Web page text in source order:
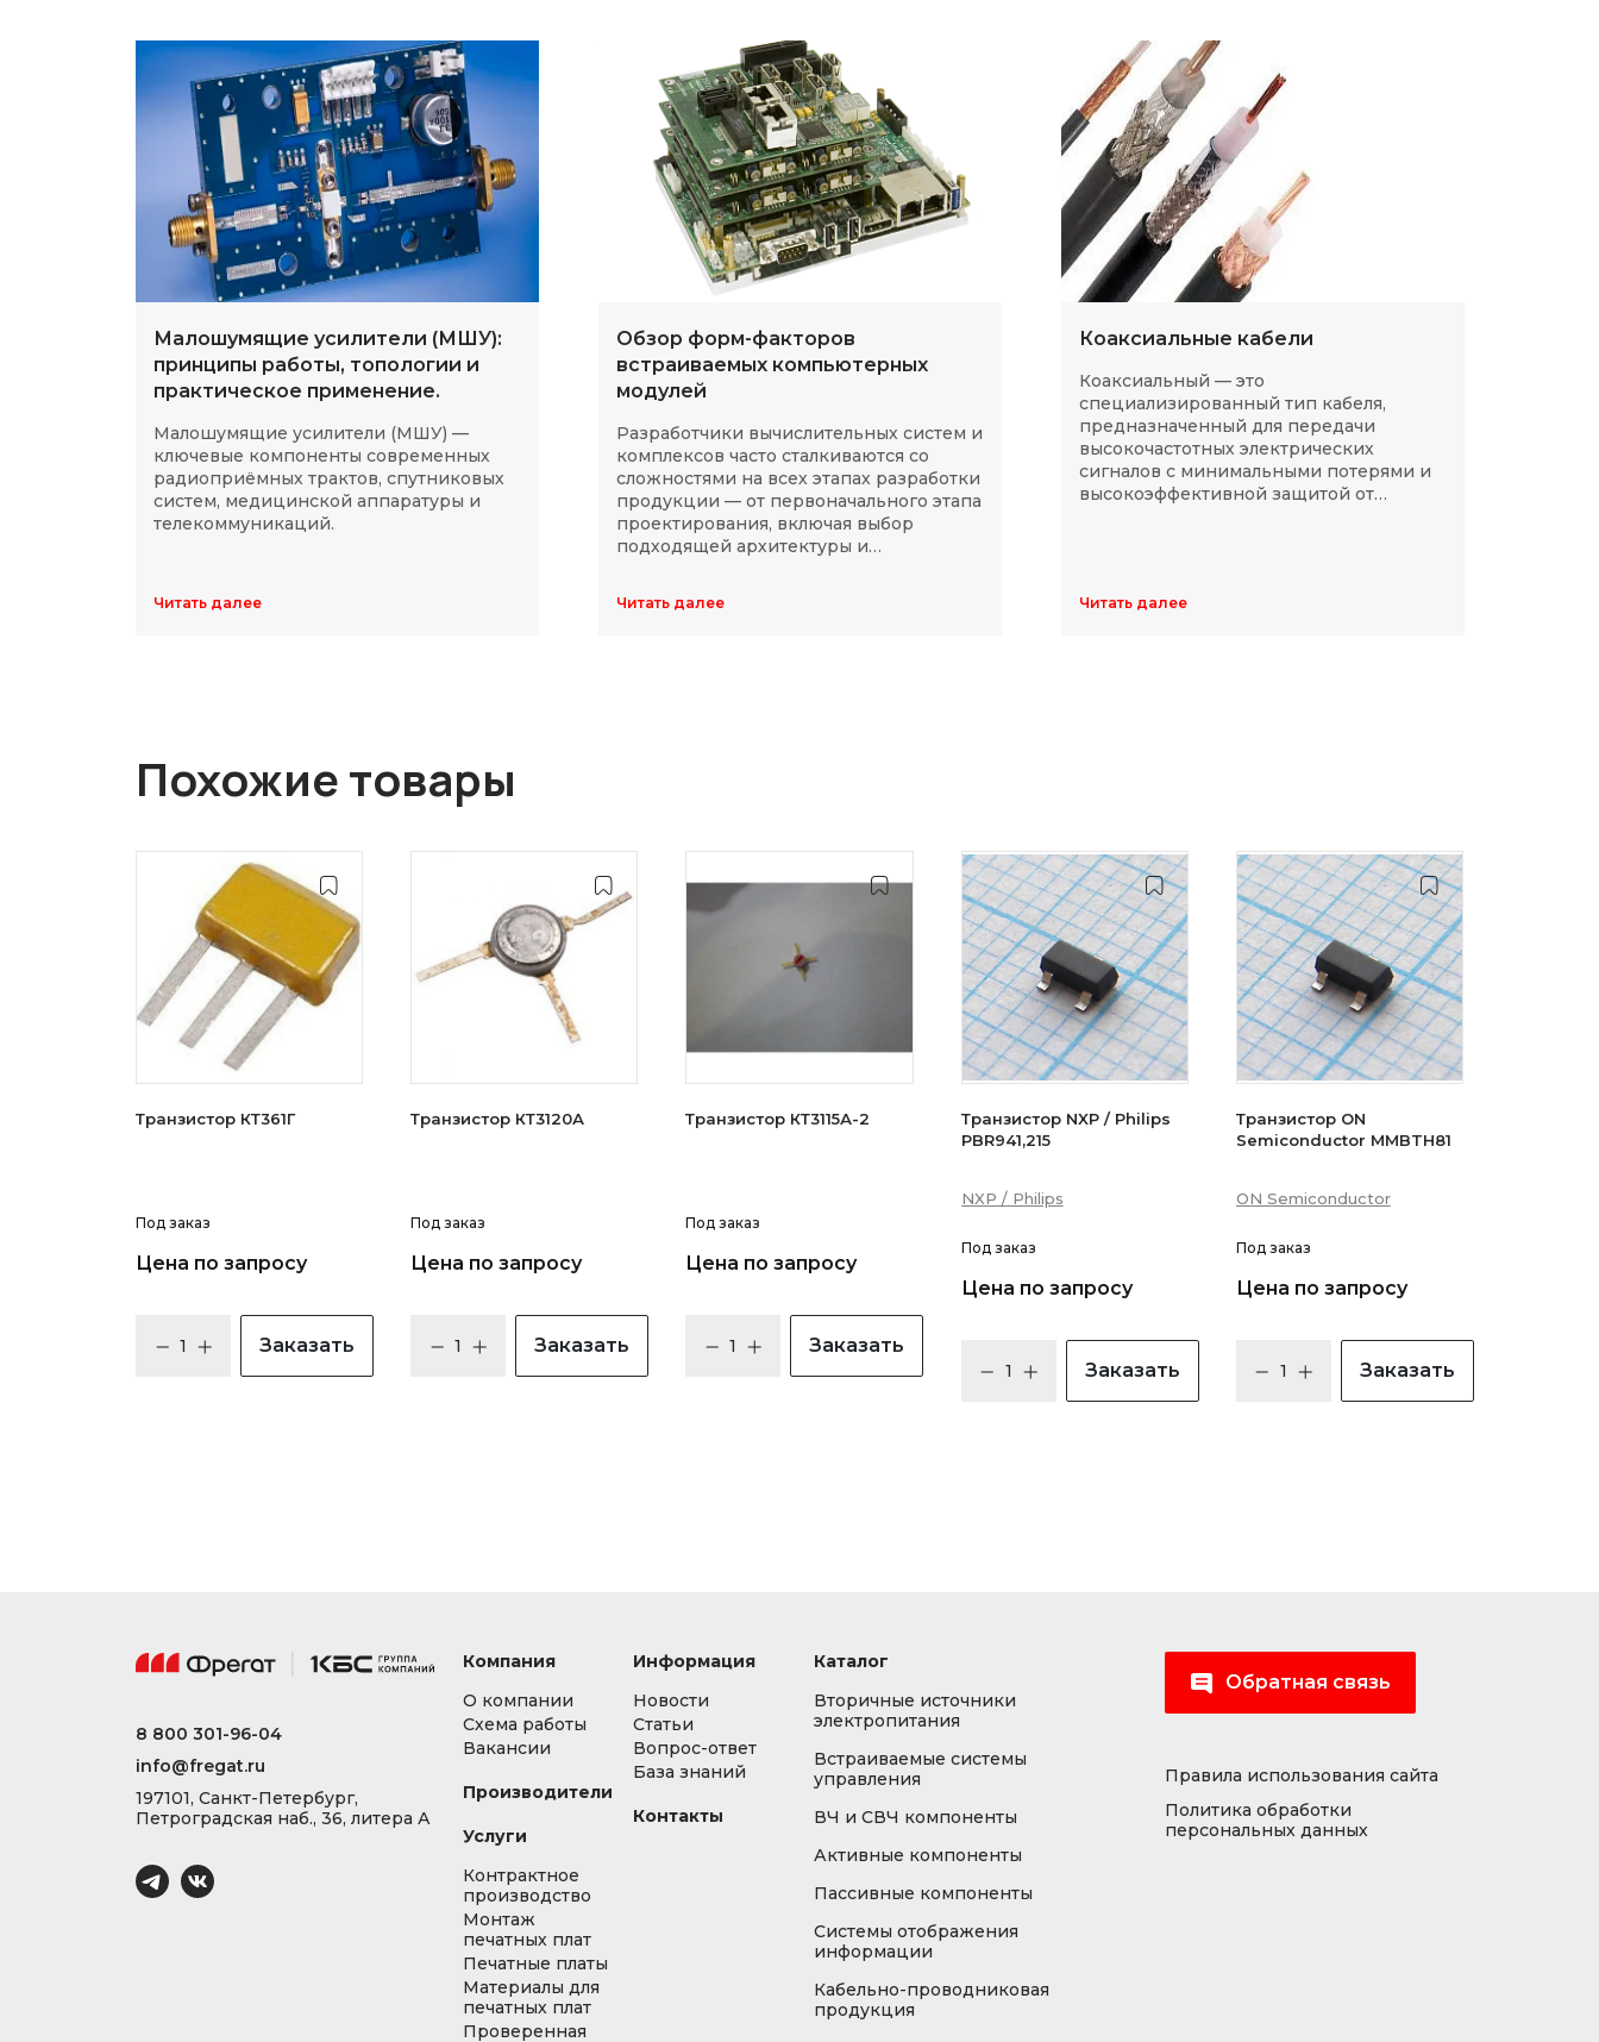
Малошумящие усилители (МШУ):
принципы работы, топологии и
практическое применение.
Малошумящие усилители (МШУ) —
ключевые компоненты современных
радиоприёмных трактов, спутниковых
систем, медицинской аппаратуры и
телекоммуникаций.
Читать далее
Обзор форм-факторов
встраиваемых компьютерных
модулей
Разработчики вычислительных систем и
комплексов часто сталкиваются со
сложностями на всех этапах разработки
продукции — от первоначального этапа
проектирования, включая выбор
подходящей архитектуры и
длительного массового производства.
Читать далее
Коаксиальные кабели
Коаксиальный — это
специализированный тип кабеля,
предназначенный для передачи
высокочастотных электрических
сигналов с минимальными потерями и
высокоэффективной защитой от
Читать далее
Похожие товары
Транзистор КТ361Г
Под заказ
Цена по запросу
Заказать
Транзистор КТ3120А
Под заказ
Цена по запросу
Заказать
Транзистор КТ3115А-2
Под заказ
Цена по запросу
Заказать
Транзистор NXP / Philips
PBR941,215
NXP / Philips
Под заказ
Цена по запросу
Заказать
Транзистор ON
Semiconductor MMBTH81
ON Semiconductor
Под заказ
Цена по запросу
Заказать
8 800 301-96-04
info@fregat.ru
197101, Санкт-Петербург,
Петроградская наб., 36, литера А
Компания
О компании
Схема работы
Вакансии
Производители
Услуги
Контрактное
производство
Монтаж
печатных плат
Печатные платы
Материалы для
печатных плат
Проверенная
Информация
Новости
Статьи
Вопрос-ответ
База знаний
Контакты
Каталог
Вторичные источники
электропитания
Встраиваемые системы
управления
ВЧ и СВЧ компоненты
Активные компоненты
Пассивные компоненты
Системы отображения
информации
Кабельно-проводниковая
продукция
Обратная связь
Правила использования сайта
Политика обработки
персональных данных